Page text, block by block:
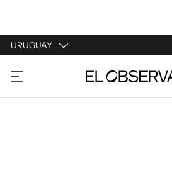
URUGUAY
URUGUAY
ARGENTINA